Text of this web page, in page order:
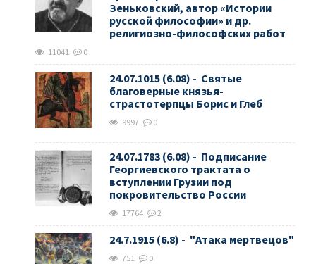
Зеньковский, автор «Истории
русской философии» и др.
религиозно-философских работ
11041 0
24.07.1015 (6.08) - Святые
благоверные князья-
страстотерпцы Борис и Глеб
9997 0
24.07.1783 (6.08) - Подписание
Георгиевского трактата о
вступлении Грузии под
покровительство России
17764 2
24.7.1915 (6.8) - "Атака мертвецов"
751 0